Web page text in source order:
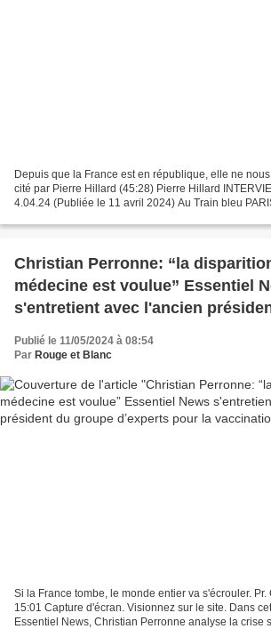
Depuis que la France est en république, elle ne
cité par Pierre Hillard (45:28) Pierre Hillard
4.04.24 (Publiée le 11 avril 2024) Au Train bleu
Christian Perronne: “la
médecine est voulue” Essentiel News
s'entretient avec l'ancien
d’experts pour la vaccination à
Publié le 11/05/2024 à 08:54
Par Rouge et Blanc
Si la France tombe, le monde entier va s'écrouler. Pr.
15:01 Capture d'écran. Visionnez sur le site. Dans
Essentiel News, Christian Perronne analyse la crise